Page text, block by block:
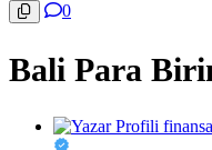
0
Bali Para